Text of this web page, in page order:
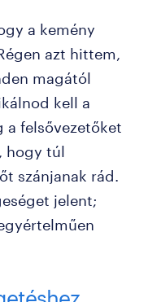
a kemény
azt hittem,
magától
kell a
a felsővezetőket
hogy túl
szánjanak rád.
jelent;